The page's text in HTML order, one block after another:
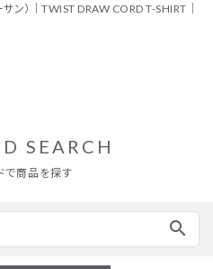
ン）｜TWIST DRAW CORD T-SHIRT｜
SEARCH
で商品を探す
search